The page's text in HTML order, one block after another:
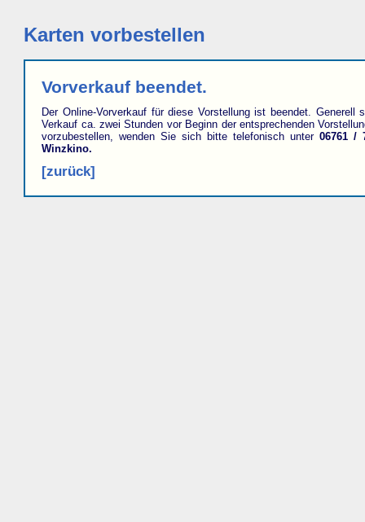
Karten vorbestellen
Vorverkauf beendet.
Der Online-Vorverkauf für diese Vorstellung ist beendet. Generell
Verkauf ca. zwei Stunden vor Beginn der entsprechenden
vorzubestellen, wenden Sie sich bitte telefonisch unter06761 /
Winzkino.
[zurück]